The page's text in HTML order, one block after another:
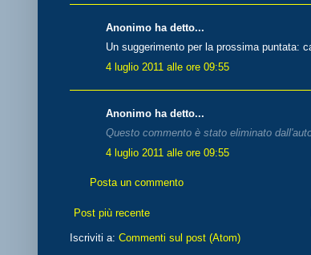
Anonimo ha detto...
Un suggerimento per la prossima puntata:
4 luglio 2011 alle ore 09:55
Anonimo ha detto...
Questo commento è stato eliminato
4 luglio 2011 alle ore 09:55
Posta un commento
Post più recente
Iscriviti a: Commenti sul post (Atom)